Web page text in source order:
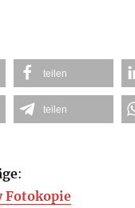
teilen
teilen
:
Fotokopie